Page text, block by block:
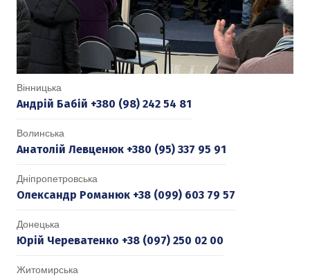
Вінницька
Андрій Бабій +380 (98) 242 54 81
Волинська
Анатолій Левценюк +380 (95) 337 95 91
Дніпропетровська
Олександр Романюк +38 (099) 603 79 57
Донецька
Юрій Череватенко +38 (097) 250 02 00
Житомирська